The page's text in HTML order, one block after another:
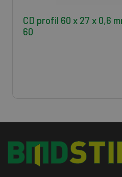
CD profil 60 x 27 x 0,6
60